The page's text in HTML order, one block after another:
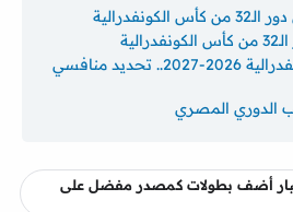
نتائج قرعة كأس الكونفدرالية 2026-2027.. تحديد منافسي
الدوري المصري
أضف بطولات كمصدر مفضل على